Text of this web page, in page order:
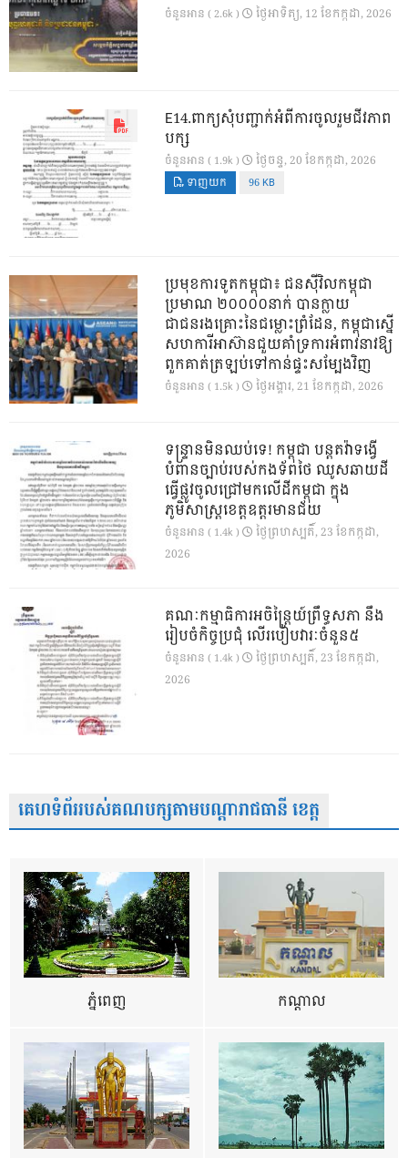
ចំនួនអាន ( 2.6k ) ថ្ងៃ​អាទិត្យ, 12 ខែ​កក្កដា, 2026
E14.ពាក្យសុំបញ្ជាក់អំពីការចូលរួមជីវភាព
បក្ស
ចំនួនអាន ( 1.9k ) ថ្ងៃ​ចន្ទ, 20 ខែ​កក្កដា, 2026
ទាញយក 96 KB
ប្រមុខការទូតកម្ពុជា៖ ជនស៊ីវិលកម្ពុជា
ប្រមាណ ២០០០០នាក់ បានក្លាយ
ជាជនរងគ្រោះនៃជម្លោះព្រំដែន, កម្ពុជាស្នើ
សហការីអាស៊ានជួយគាំទ្រការអំពាវនាវឱ្យ
ពួកគាត់ត្រឡប់ទៅកាន់ផ្ទះសម្បែងវិញ
ចំនួនអាន ( 1.5k ) ថ្ងៃ​អង្គារ, 21 ខែ​កក្កដា, 2026
ទន្ទ្រានមិនឈប់ទេ! កម្ពុជា បន្តតវ៉ាទង្វើ
បំពានច្បាប់របស់កងទ័ពថៃ ឈូសឆាយដី
ធ្វើផ្លូវចូលជ្រៅមកលើដីកម្ពុជា ក្នុង
ភូមិសាស្ត្រខេត្តឧត្តរមានជ័យ
ចំនួនអាន ( 1.4k )
ថ្ងៃ​ព្រហស្បតិ៍, 23 ខែ​កក្កដា,
2026
គណៈកម្មាធិការអចិន្ត្រៃយ៍ព្រឹទ្ធសភា នឹង
រៀបចំកិច្ចប្រជុំ លើរបៀបវារៈចំនួន៥
ចំនួនអាន ( 1.4k )
ថ្ងៃ​ព្រហស្បតិ៍, 23 ខែ​កក្កដា,
2026
គេហទំព័ររបស់គណបក្សតាមបណ្តារាជធានី ខេត្ត
ភ្នំពេញ កណ្តាល